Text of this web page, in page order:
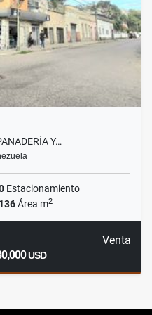
Y…
Estacionamiento
136Área m2
Venta
USD